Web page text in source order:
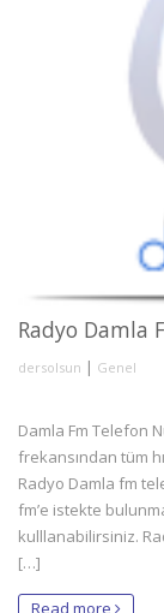
Radyo Damla
dersolsun | Genel
Damla Fm Telefon
frekansından tüm
Radyo Damla fm
fm’e istekte
kulllanabilirsiniz.
[…]
Read more